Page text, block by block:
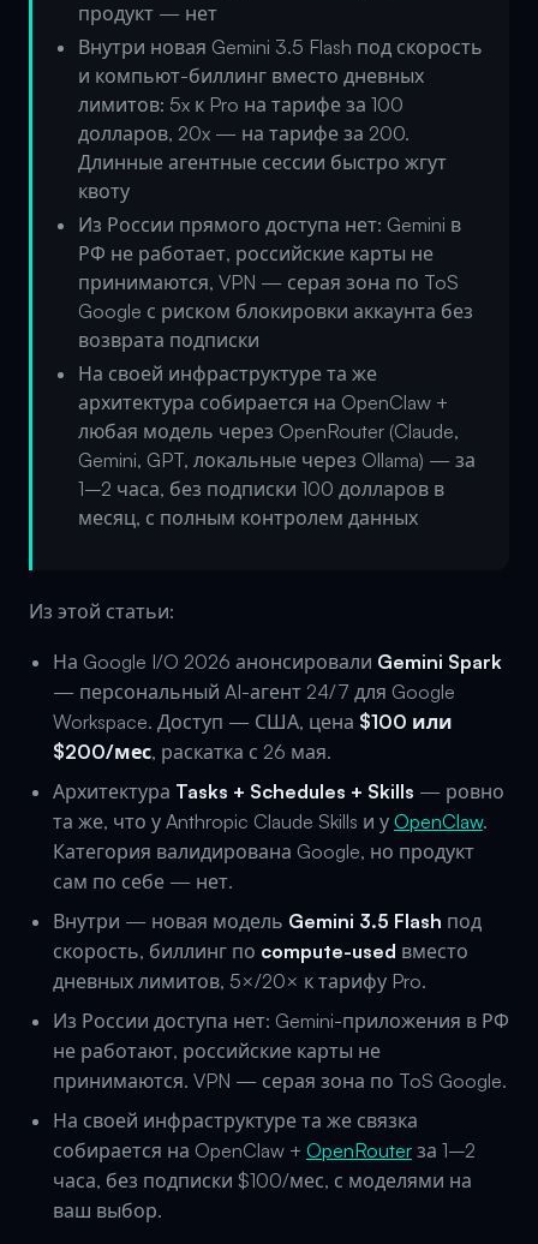
продукт — нет
Внутри новая Gemini 3.5 Flash под скорость
и компьют-биллинг вместо дневных
лимитов: 5x к Pro на тарифе за 100
долларов, 20x — на тарифе за 200.
Длинные агентные сессии быстро жгут
квоту
Из России прямого доступа нет: Gemini в
РФ не работает, российские карты не
принимаются, VPN — серая зона по ToS
Google с риском блокировки аккаунта без
возврата подписки
На своей инфраструктуре та же
архитектура собирается на OpenClaw +
любая модель через OpenRouter (Claude,
Gemini, GPT, локальные через Ollama) — за
1–2 часа, без подписки 100 долларов в
месяц, с полным контролем данных
Из этой статьи:
На Google I/O 2026 анонсировали Gemini Spark
— персональный AI-агент 24/7 для Google
Workspace. Доступ — США, цена $100 или
$200/мес, раскатка с 26 мая.
Архитектура Tasks + Schedules + Skills — ровно
та же, что у Anthropic Claude Skills и у OpenClaw.
Категория валидирована Google, но продукт
сам по себе — нет.
Внутри — новая модель Gemini 3.5 Flash под
скорость, биллинг по compute-used вместо
дневных лимитов, 5×/20× к тарифу Pro.
Из России доступа нет: Gemini-приложения в РФ
не работают, российские карты не
принимаются. VPN — серая зона по ToS Google.
На своей инфраструктуре та же связка
собирается на OpenClaw + OpenRouter за 1–2
часа, без подписки $100/мес, с моделями на
ваш выбор.